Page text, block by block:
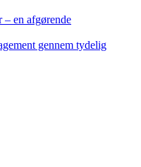
en afgørende
gennem tydelig